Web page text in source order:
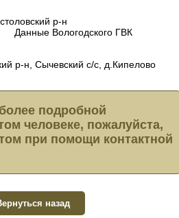
р-н
Данные Вологодского ГВК
р-н, Сычевский с/с, д.Кипелово
подробной
человеке, пожалуйста,
при помощи контактной
назад